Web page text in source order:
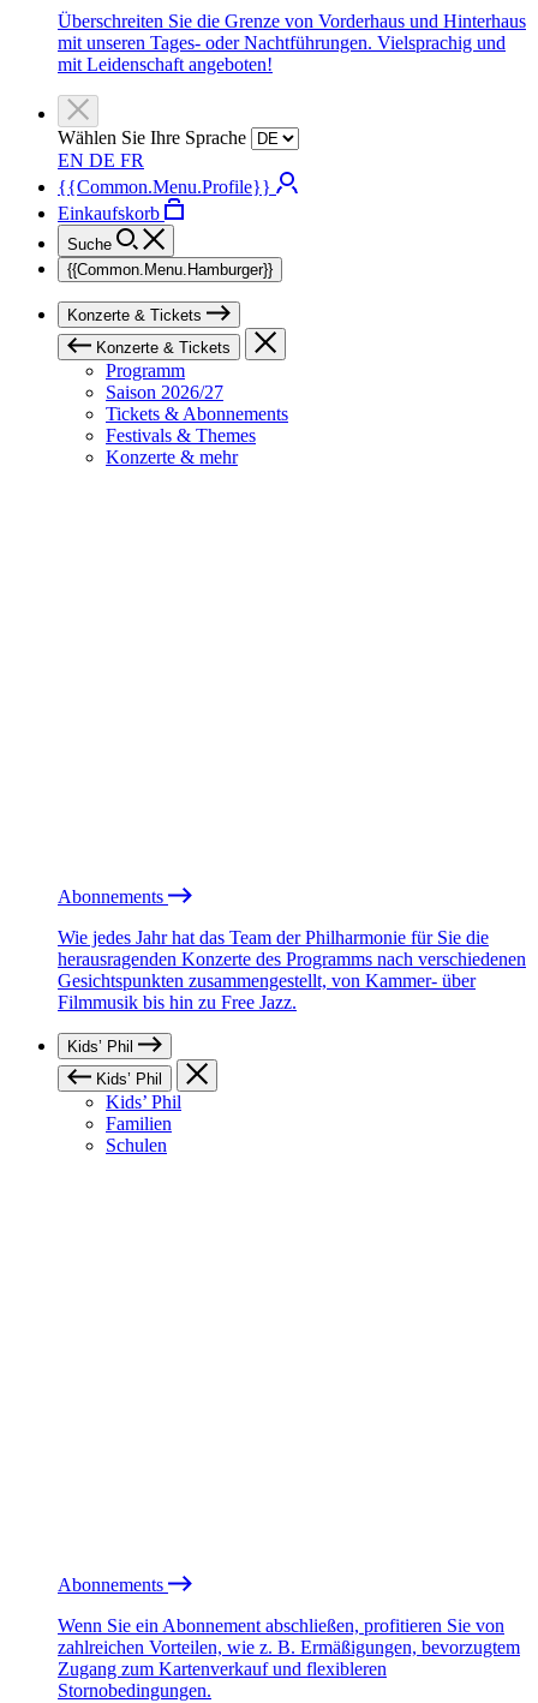
Überschreiten Sie die Grenze von Vorderhaus und Hinterhaus
mit unseren Tages- oder Nachtführungen. Vielsprachig und
mit Leidenschaft angeboten!
Wählen Sie Ihre Sprache
EN DE FR
{{Common.Menu.Profile}}
Einkaufskorb
Suche
{{Common.Menu.Hamburger}}
Konzerte & Tickets
Konzerte & Tickets
Programm
Saison 2026/27
Tickets & Abonnements
Festivals & Themes
Konzerte & mehr
Abonnements
Wie jedes Jahr hat das Team der Philharmonie für Sie die
herausragenden Konzerte des Programms nach verschiedenen
Gesichtspunkten zusammengestellt, von Kammer- über
Filmmusik bis hin zu Free Jazz.
Kids’ Phil
Kids’ Phil
Kids’ Phil
Familien
Schulen
Abonnements
Wenn Sie ein Abonnement abschließen, profitieren Sie von
zahlreichen Vorteilen, wie z. B. Ermäßigungen, bevorzugtem
Zugang zum Kartenverkauf und flexibleren
Stornobedingungen.